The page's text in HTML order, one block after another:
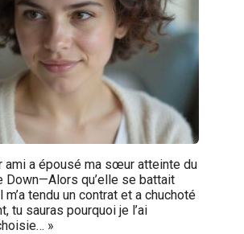
ami a épousé ma sœur atteinte du
Down—Alors qu’elle se battait
tendu un contrat et a chuchoté
tu sauras pourquoi je l’ai
»